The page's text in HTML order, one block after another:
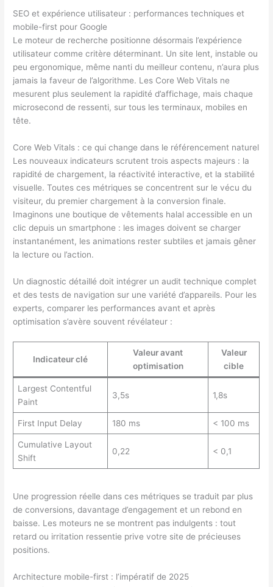
SEO et expérience utilisateur : performances techniques et
mobile-first pour Google
Le moteur de recherche positionne désormais l’expérience
utilisateur comme critère déterminant. Un site lent, instable ou
peu ergonomique, même nanti du meilleur contenu, n’aura plus
jamais la faveur de l’algorithme. Les Core Web Vitals ne
mesurent plus seulement la rapidité d’affichage, mais chaque
microsecond de ressenti, sur tous les terminaux, mobiles en
tête.
Core Web Vitals : ce qui change dans le référencement naturel
Les nouveaux indicateurs scrutent trois aspects majeurs : la
rapidité de chargement, la réactivité interactive, et la stabilité
visuelle. Toutes ces métriques se concentrent sur le vécu du
visiteur, du premier chargement à la conversion finale.
Imaginons une boutique de vêtements halal accessible en un
clic depuis un smartphone : les images doivent se charger
instantanément, les animations rester subtiles et jamais gêner
la lecture ou l’action.
Un diagnostic détaillé doit intégrer un audit technique complet
et des tests de navigation sur une variété d’appareils. Pour les
experts, comparer les performances avant et après
optimisation s’avère souvent révélateur :
Indicateur clé
Valeur avant
optimisation
Valeur
cible
Largest Contentful
Paint
3,5s 1,8s
First Input Delay 180 ms < 100 ms
Cumulative Layout
Shift
0,22 < 0,1
Une progression réelle dans ces métriques se traduit par plus
de conversions, davantage d’engagement et un rebond en
baisse. Les moteurs ne se montrent pas indulgents : tout
retard ou irritation ressentie prive votre site de précieuses
positions.
Architecture mobile-first : l’impératif de 2025